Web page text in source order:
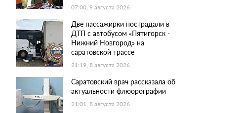
07:00, 9 августа 2026
Две пассажирки пострадали в
ДТП с автобусом «Пятигорск -
Нижний Новгород» на
саратовской трассе
21:19, 8 августа 2026
Саратовский врач рассказала об
актуальности флюорографии
21:01, 8 августа 2026